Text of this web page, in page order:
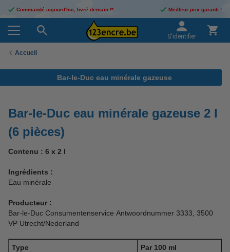
Commandé aujourd'hui, livré demain !* Meilleur prix garanti !
S'identifier
Accueil
Bar-le-Duc eau minérale gazeuse
Bar-le-Duc eau minérale gazeuse 2 l
(6 pièces)
Contenu : 6 x 2 l
Ingrédients :
Eau minérale
Producteur :
Bar-le-Duc Consumentenservice Antwoordnummer 3333, 3500
VP Utrecht/Nederland
Type
Par 100 ml